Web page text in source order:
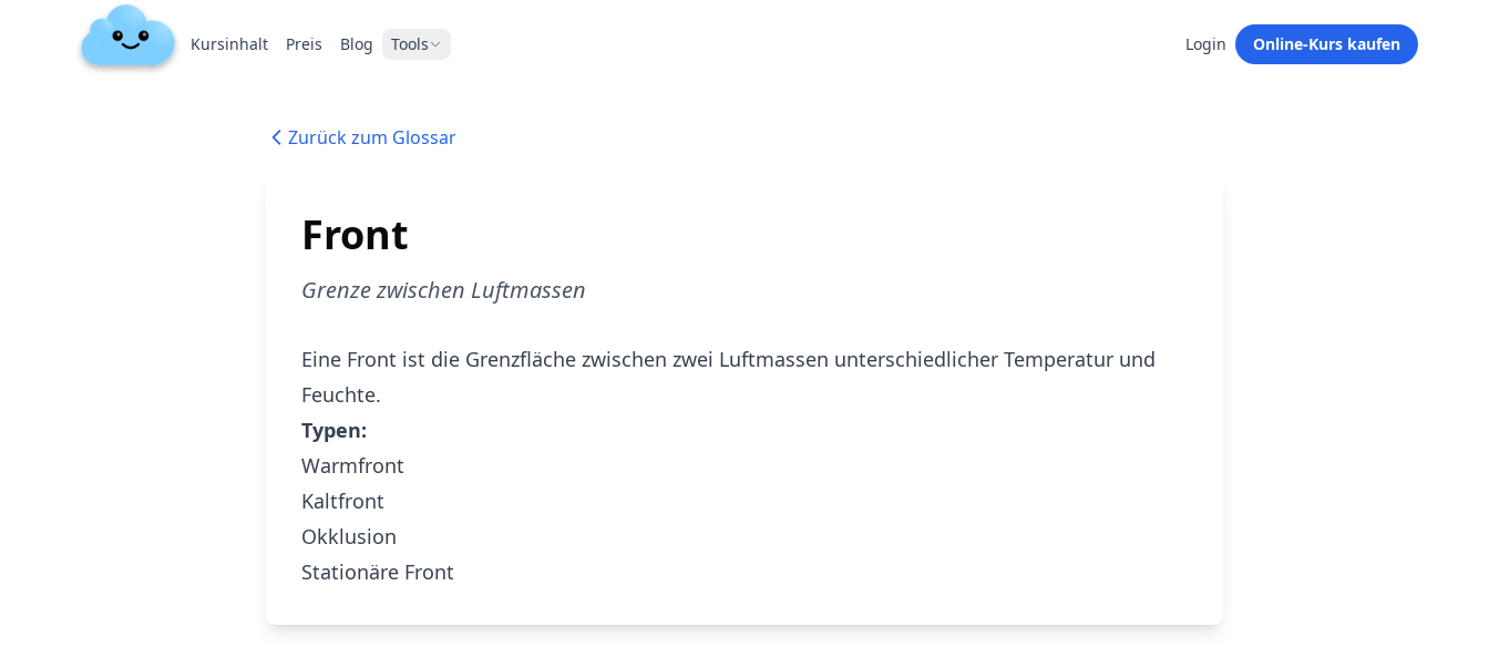
Kursinhalt Preis Blog Tools Login Online-Kurs kaufen
Zurück zum Glossar
Front
Grenze zwischen Luftmassen
Eine Front ist die Grenzfläche zwischen zwei Luftmassen unterschiedlicher Temperatur und
Feuchte.
Typen:
Warmfront
Kaltfront
Okklusion
Stationäre Front